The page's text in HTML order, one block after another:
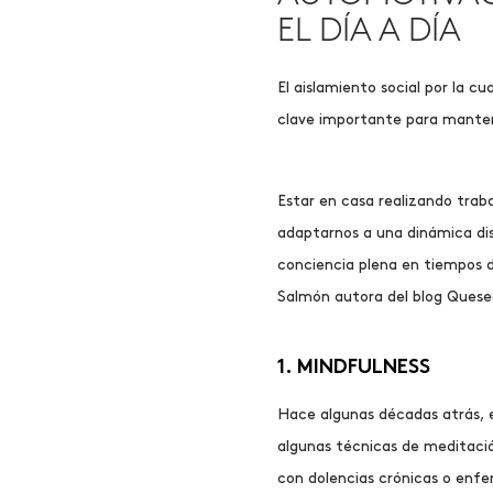
EL DÍA A DÍA
El aislamiento social por la
clave importante para
Estar en casa realizando
adaptarnos a una dinámica
conciencia plena en tiempos
Salmón autora del blog
1. MINDFULNESS
Hace algunas décadas
algunas técnicas de
con dolencias crónicas o